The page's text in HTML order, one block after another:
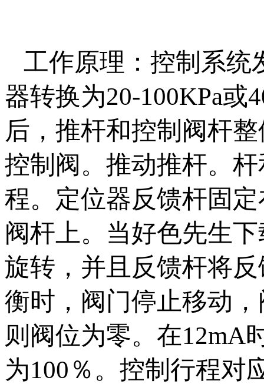
工作原理：控制系
器转换为20-100KPa
后，推杆和控制阀
控制阀。推动推杆
程。定位器反馈杆
阀杆上。当好色先生
旋转，并且反馈杆将
衡时，阀门停止移动
则阀位为零。在12mA
为100％。控制行程